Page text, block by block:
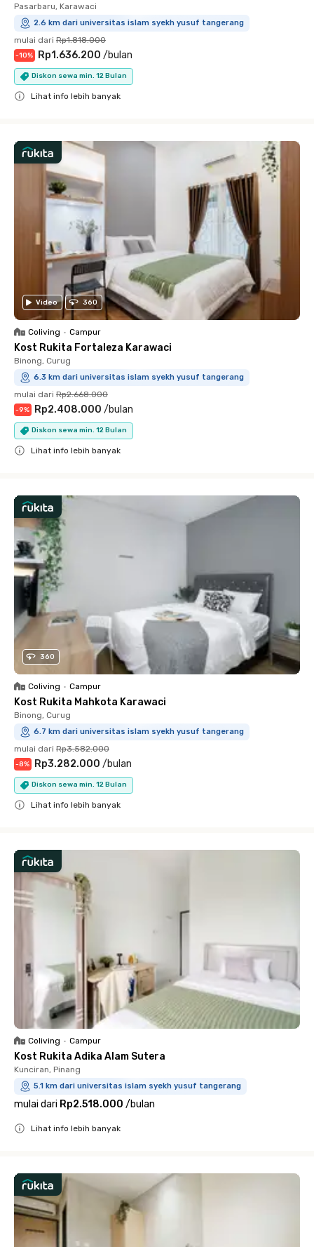
Pasarbaru, Karawaci
2.6 km dari universitas islam syekh yusuf tangerang
mulai dari Rp1.818.000
-10% Rp1.636.200 /bulan
Diskon sewa min. 12 Bulan
Lihat info lebih banyak
Video 360
Coliving • Campur
Kost Rukita Fortaleza Karawaci
Binong, Curug
6.3 km dari universitas islam syekh yusuf tangerang
mulai dari Rp2.668.000
-9% Rp2.408.000 /bulan
Diskon sewa min. 12 Bulan
Lihat info lebih banyak
360
Coliving • Campur
Kost Rukita Mahkota Karawaci
Binong, Curug
6.7 km dari universitas islam syekh yusuf tangerang
mulai dari Rp3.582.000
-8% Rp3.282.000 /bulan
Diskon sewa min. 12 Bulan
Lihat info lebih banyak
Coliving • Campur
Kost Rukita Adika Alam Sutera
Kunciran, Pinang
5.1 km dari universitas islam syekh yusuf tangerang
mulai dari Rp2.518.000 /bulan
Lihat info lebih banyak